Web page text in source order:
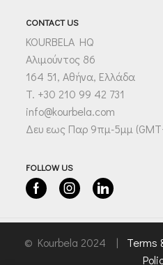
CONTACT US
KOURBELA HQ
Αλιμούντος 86
164 51, Αθήνα, Ελλάδα
T. +30 210 99 42 731
info@kourbela.com
Δευ εως Παρ 9πμ-5μμ
FOLLOW US
FacebookInstagramLinkedin
© Kourbela 2024 | Terms